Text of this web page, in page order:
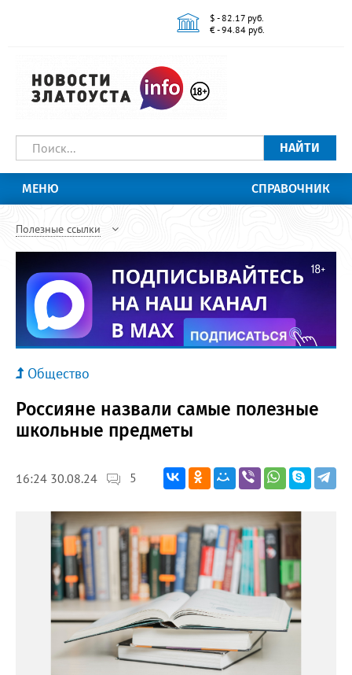
$ - 82.17 руб.
€ - 94.84 руб.
НАЙТИ
МЕНЮ СПРАВОЧНИК
Полезные ссылки
Общество
Россияне назвали самые полезные
школьные предметы
16:24 30.08.24 5